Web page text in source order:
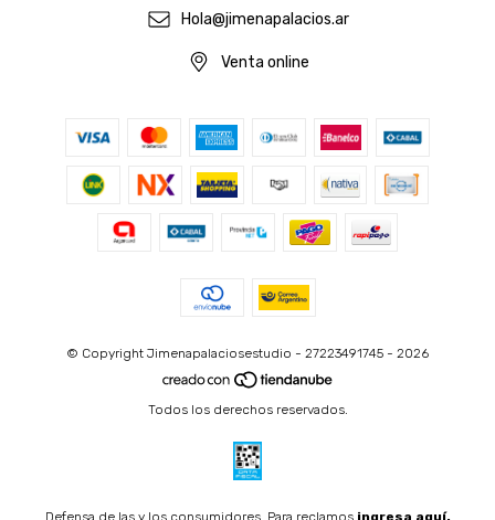
Hola@jimenapalacios.ar
Venta online
© Copyright Jimenapalaciosestudio - 27223491745 - 2026
Todos los derechos reservados.
Defensa de las y los consumidores. Para reclamos ingresa aquí.